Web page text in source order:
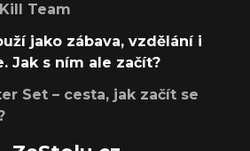
Team
jako zábava, vzdělání i
Jak s ním ale začít?
Set – cesta, jak začít se